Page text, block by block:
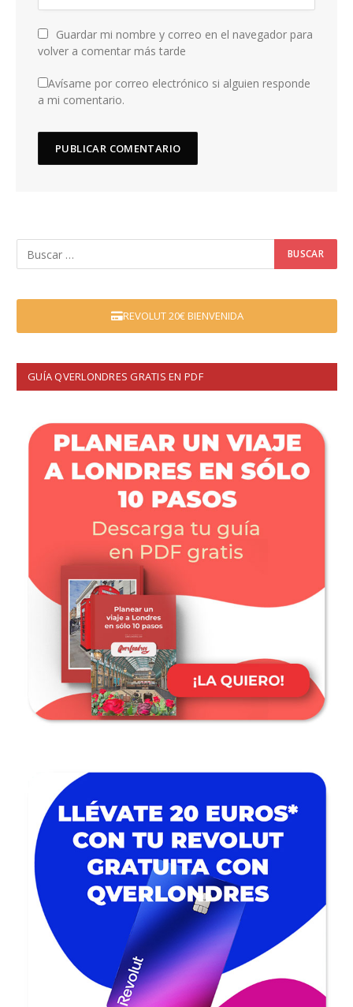
Guardar mi nombre y correo en el navegador para
volver a comentar más tarde
Avísame por correo electrónico si alguien responde
a mi comentario.
REVOLUT 20€ BIENVENIDA
GUÍA QVERLONDRES GRATIS EN PDF